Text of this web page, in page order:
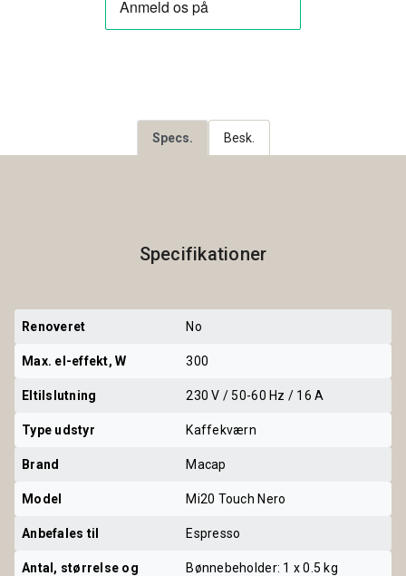
Specs. Besk.
Specifikationer
Renoveret No
Max. el-effekt, W 300
Eltilslutning 230 V / 50-60 Hz / 16 A
Type udstyr Kaffekværn
Brand Macap
Model Mi20 Touch Nero
Anbefales til Espresso
Antal, størrelse og
Bønnebeholder: 1 x 0.5 kg